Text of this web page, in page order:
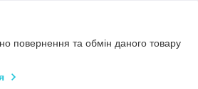
повернення та обмін даного товару